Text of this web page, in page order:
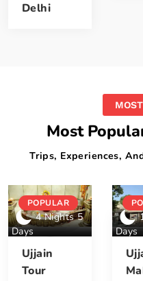
Delhi
Most
Trips, Experiences,
POPULAR
4 Nights 5
Days
Ujjain
Tour
Days